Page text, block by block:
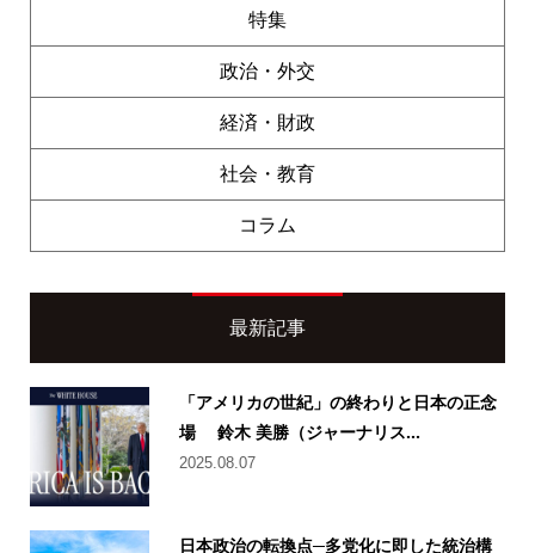
特集
政治・外交
経済・財政
社会・教育
コラム
最新記事
「アメリカの世紀」の終わりと日本の正念
場 鈴木 美勝（ジャーナリス...
2025.08.07
日本政治の転換点─多党化に即した統治構